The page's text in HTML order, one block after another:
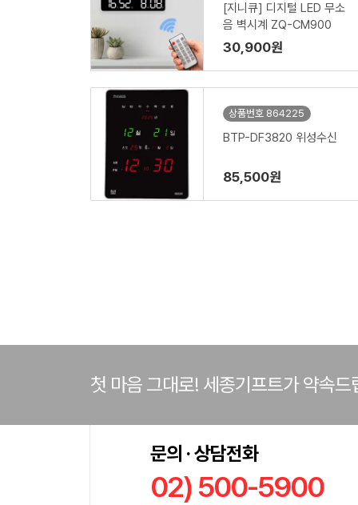
[지니큐] 디지털 LED 무소
음 벽시계 ZQ-CM900
30,900원
상품번호 864225
BTP-DF3820 위성수신
85,500원
첫 마음 그대로! 세종기프트가 약속드
문의 · 상담전화
02) 500-5900